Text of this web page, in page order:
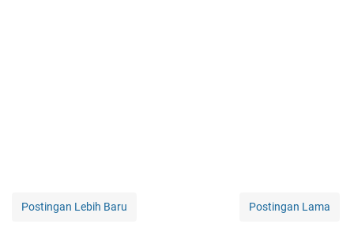
Postingan Lebih Baru Postingan Lama